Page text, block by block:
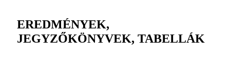
EREDMÉNYEK,
JEGYZŐKÖNYVEK, TABELLÁK